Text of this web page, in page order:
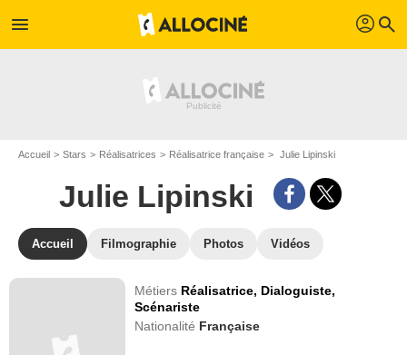
menu profil search
Accueil Stars Réalisatrices Réalisatrice française Julie Lipinski
Julie Lipinski
Accueil Filmographie Photos Vidéos
Métiers Réalisatrice, Dialoguiste,
Scénariste
Nationalité Française